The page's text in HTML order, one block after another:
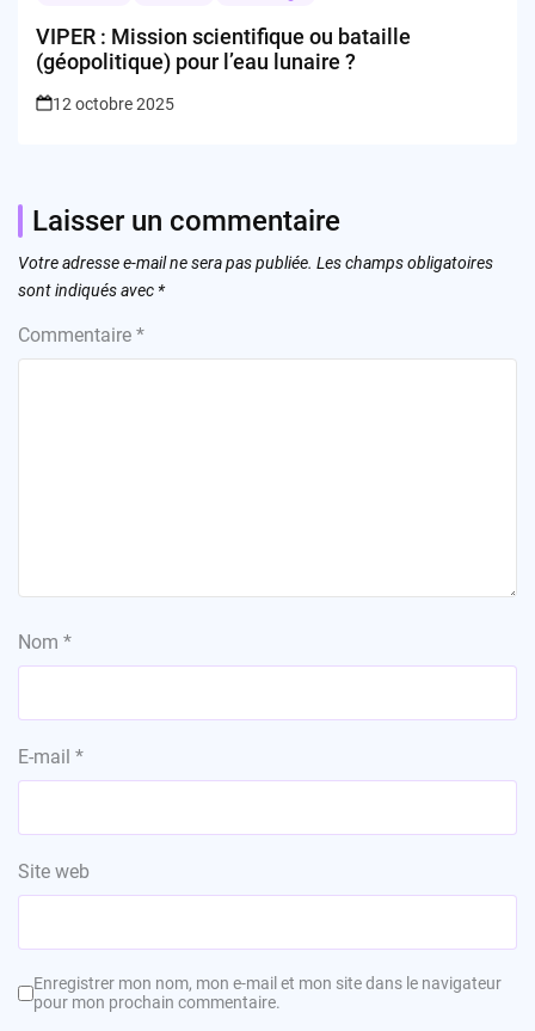
VIPER : Mission scientifique ou bataille
(géopolitique) pour l’eau lunaire ?
12 octobre 2025
Laisser un commentaire
Votre adresse e-mail ne sera pas publiée. Les champs obligatoires
sont indiqués avec *
Commentaire *
Nom *
E-mail *
Site web
Enregistrer mon nom, mon e-mail et mon site dans le navigateur
pour mon prochain commentaire.